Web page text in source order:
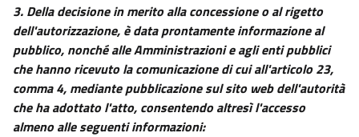
19
20
21
22
23
3. Della decisione in merito alla concessione o al rigetto
dell'autorizzazione, è data prontamente informazione al
pubblico, nonché alle Amministrazioni e agli enti pubblici
che hanno ricevuto la comunicazione di cui all'articolo 23,
comma 4, mediante pubblicazione sul sito web dell'autorità
che ha adottato l'atto, consentendo altresì l'accesso
almeno alle seguenti informazioni: